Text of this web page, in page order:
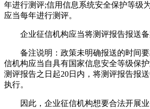
年进行测评;信用信息系统安全保护等级
应当每年进行测评。
企业征信机构应当将测评报告报送备
备注说明：政策未明确报送的时间要
信机构应当自具有国家信息安全等级保
测评报告之日起20日内，将测评报告报
执行。
因此，企业征信机构想要合法开展业